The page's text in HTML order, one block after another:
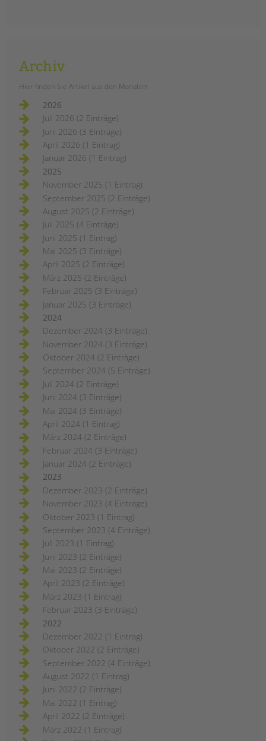
Archiv
Hier finden Sie Artikel aus den Monaten
2026
Juli 2026 (2 Einträge)
Juni 2026 (3 Einträge)
April 2026 (1 Eintrag)
Januar 2026 (1 Eintrag)
2025
November 2025 (1 Eintrag)
September 2025 (2 Einträge)
August 2025 (2 Einträge)
Juli 2025 (4 Einträge)
Juni 2025 (1 Eintrag)
Mai 2025 (3 Einträge)
April 2025 (2 Einträge)
März 2025 (2 Einträge)
Februar 2025 (3 Einträge)
Januar 2025 (3 Einträge)
2024
Dezember 2024 (3 Einträge)
November 2024 (3 Einträge)
Oktober 2024 (2 Einträge)
September 2024 (5 Einträge)
Juli 2024 (2 Einträge)
Juni 2024 (3 Einträge)
Mai 2024 (3 Einträge)
April 2024 (1 Eintrag)
März 2024 (2 Einträge)
Februar 2024 (3 Einträge)
Januar 2024 (2 Einträge)
2023
Dezember 2023 (2 Einträge)
November 2023 (4 Einträge)
Oktober 2023 (1 Eintrag)
September 2023 (4 Einträge)
Juli 2023 (1 Eintrag)
Juni 2023 (2 Einträge)
Mai 2023 (2 Einträge)
April 2023 (2 Einträge)
März 2023 (1 Eintrag)
Februar 2023 (3 Einträge)
2022
Dezember 2022 (1 Eintrag)
Oktober 2022 (2 Einträge)
September 2022 (4 Einträge)
August 2022 (1 Eintrag)
Juni 2022 (2 Einträge)
Mai 2022 (1 Eintrag)
April 2022 (2 Einträge)
März 2022 (1 Eintrag)